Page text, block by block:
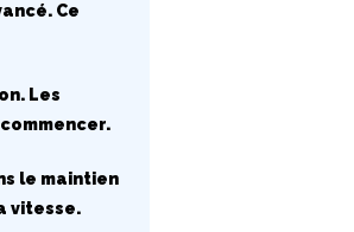
Ce
Les
le maintien
vitesse.